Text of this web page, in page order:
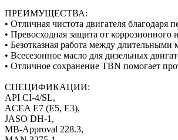
ПРЕИМУЩЕСТВА:
• Отличная чистота двигателя благодаря
• Превосходная защита от коррозионного
• Безотказная работа между
• Всесезонное масло для дизельных
• Отличное сохранение TBN помогает
СПЕЦИФИКАЦИИ:
API CI-4/SL,
ACEA E7 (E5, E3),
JASO DH-1,
MB-Approval 228.3,